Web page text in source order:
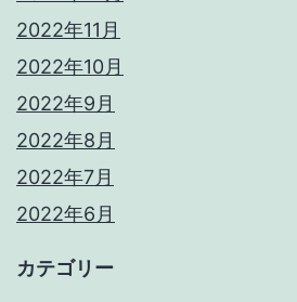
2022年11月
2022年10月
2022年9月
2022年8月
2022年7月
2022年6月
カテゴリー